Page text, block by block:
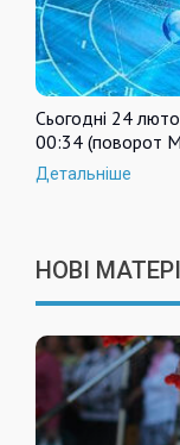
Сьогодні 24
00:34 (поворот
Детальніше
НОВІ